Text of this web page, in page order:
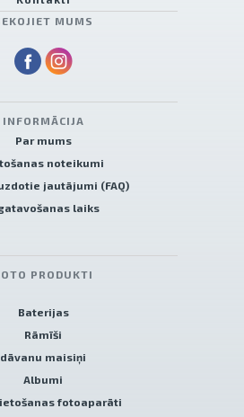
MUMS
INFORMĀCIJA
Par mums
noteikumi
jautājumi (FAQ)
laiks
PRODUKTI
Baterijas
Rāmīši
dāvanu maisiņi
Albumi
fotoaparāti